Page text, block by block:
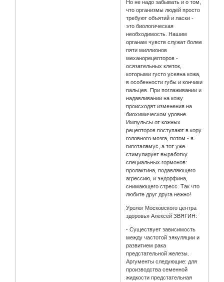
Но не надо забывать и о том,
что организмы людей просто
требуют объятий и ласки -
это биологическая
необходимость. Нашим
органам чувств служат более
пяти миллионов
механорецепторов -
осязательных клеток,
которыми густо усеяна кожа,
в особенности губы и кончики
пальцев. При поглаживании и
надавливании на кожу
происходят изменения на
биохимическом уровне.
Импульсы от кожных
рецепторов поступают в кору
головного мозга, потом - в
гипоталамус, а тот уже
стимулирует выработку
специальных гормонов:
пролактина, подавляющего
агрессию, и эндорфина,
снимающего стресс. Так что
любите друг друга нежно!
Уролог Московского центра
здоровья Алексей ЗВЯГИН:
- Существует зависимость
между частотой эякуляции и
развитием рака
предстательной железы.
Аргументы следующие: для
производства семенной
жидкости предстательная